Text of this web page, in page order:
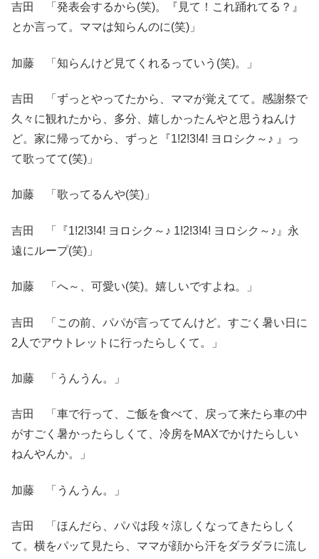
吉田 「発表会するから(笑)。『見て！これ踊れてる？』
とか言って。ママは知らんのに(笑)」
加藤 「知らんけど見てくれるっていう(笑)。」
吉田 「ずっとやってたから、ママが覚えてて。感謝祭で
久々に観れたから、多分、嬉しかったんやと思うねんけ
ど。家に帰ってから、ずっと『1!2!3!4! ヨロシク～♪ 』っ
て歌ってて(笑)」
加藤 「歌ってるんや(笑)」
吉田 「『1!2!3!4! ヨロシク～♪ 1!2!3!4! ヨロシク～♪』永
遠にループ(笑)」
加藤 「へ～、可愛い(笑)。嬉しいですよね。」
吉田 「この前、パパが言っててんけど。すごく暑い日に
2人でアウトレットに行ったらしくて。」
加藤 「うんうん。」
吉田 「車で行って、ご飯を食べて、戻って来たら車の中
がすごく暑かったらしくて、冷房をMAXでかけたらしい
ねんやんか。」
加藤 「うんうん。」
吉田 「ほんだら、パパは段々涼しくなってきたらしく
て。横をパッて見たら、ママが顔から汗をダラダラに流し